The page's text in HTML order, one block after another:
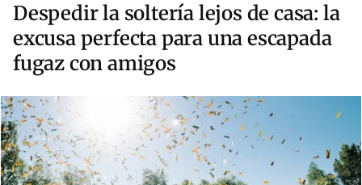
Despedir la soltería lejos de casa: la
excusa perfecta para una escapada
fugaz con amigos